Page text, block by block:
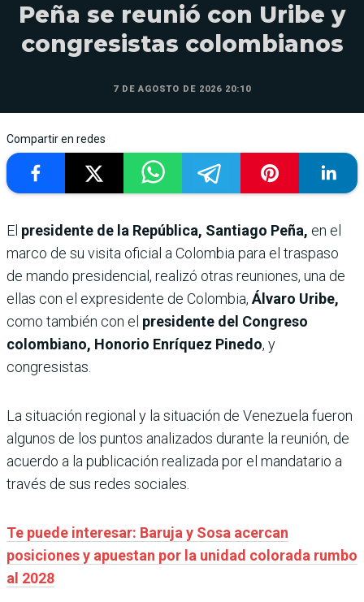
Peña se reunió con Uribe y
congresistas colombianos
7 DE AGOSTO DE 2026 20:10
Compartir en redes
El presidente de la República, Santiago Peña, en el
marco de su visita oficial a Colombia para el traspaso
de mando presidencial, realizó otras reuniones, una de
ellas con el expresidente de Colombia, Álvaro Uribe,
como también con el presidente del Congreso
colombiano, Honorio Enríquez Pinedo, y
congresistas.
La situación regional y la situación de Venezuela fueron
algunos de los puntos analizados durante la reunión, de
acuerdo a la publicación realizada por el mandatario a
través de sus redes sociales.
Te puede interesar: Baruja y Sosa acercan
posiciones y apuestan por la unidad colorada rumbo
al 2028